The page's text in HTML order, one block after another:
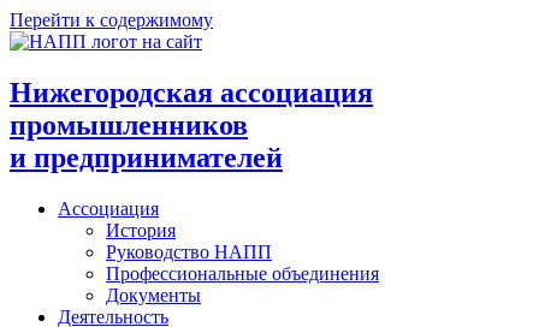
Перейти к содержимому
Нижегородская ассоциация
промышленников
и предпринимателей
Ассоциация
История
Руководство НАПП
Профессиональные объединения
Документы
Деятельность